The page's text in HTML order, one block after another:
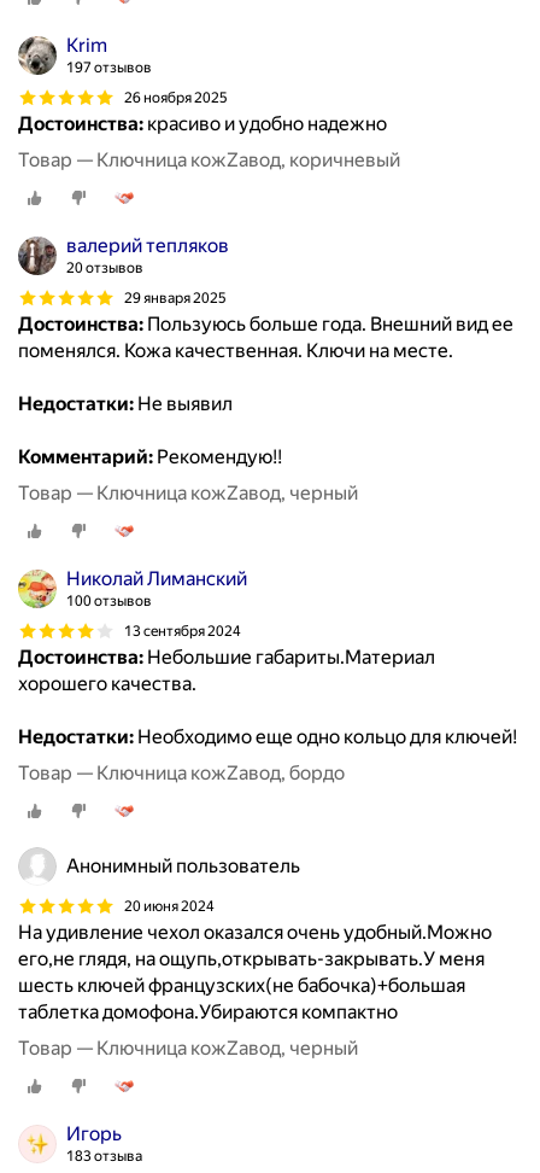
Krim
197 отзывов
26 ноября 2025
Достоинства: красиво и удобно надежно
Товар — Ключница кожZавод, коричневый
валерий тепляков
20 отзывов
29 января 2025
Достоинства: Пользуюсь больше года. Внешний вид ее
поменялся. Кожа качественная. Ключи на месте.
Недостатки: Не выявил
Комментарий: Рекомендую!!
Товар — Ключница кожZавод, черный
Николай Лиманский
100 отзывов
13 сентября 2024
Достоинства: Небольшие габариты.Материал
хорошего качества.
Недостатки: Необходимо еще одно кольцо для ключей!
Товар — Ключница кожZавод, бордо
Анонимный пользователь
20 июня 2024
На удивление чехол оказался очень удобный.Можно
его,не глядя, на ощупь,открывать-закрывать.У меня
шесть ключей французских(не бабочка)+большая
таблетка домофона.Убираются компактно
Товар — Ключница кожZавод, черный
Игорь
183 отзыва